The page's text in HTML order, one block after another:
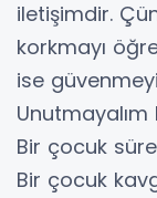
iletişimdir.
korkmayı
ise
Unutmayalım
Bir çocuk
Bir çocuk